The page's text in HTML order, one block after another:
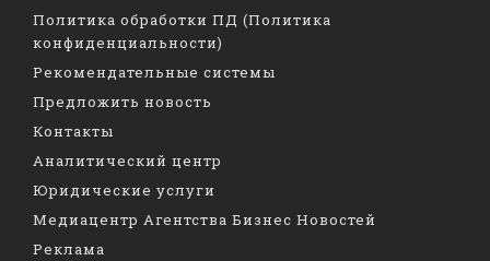
Политика обработки ПД (Политика
конфиденциальности)
Рекомендательные системы
Предложить новость
Контакты
Аналитический центр
Юридические услуги
Медиацентр Агентства Бизнес Новостей
Реклама